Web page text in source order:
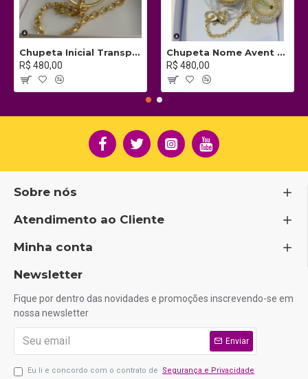
Chupeta Inicial Transparente c/ Prendedor
R$ 480,00
Chupeta Nome Avent c/ Prendedor
R$ 480,00
Sobre nós
Atendimento ao Cliente
Minha conta
Newsletter
Fique por dentro das novidades e promoções inscrevendo-se em
nossa newsletter
Enviar
Eu li e concordo com o contrato de Segurança e Privacidade